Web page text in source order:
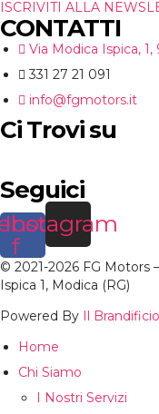
ISCRIVITI ALLA
CONTATTI
Via Modica Ispica, 1,
331 27 21 091
info@fgmotors.it
Ci Trovi su
Seguici
f
Instagram
© 2021-2026 FG Motors
Ispica 1, Modica (RG)
Powered By Il Brandificio
Home
Chi Siamo
I Nostri Servizi